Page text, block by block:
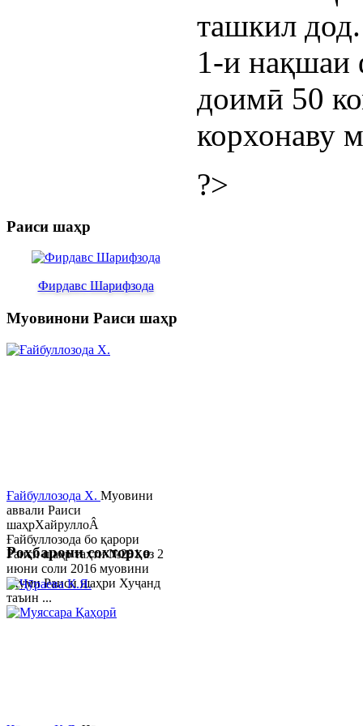
ташкил
1-и нақшаи
доимӣ 50
корхонаву
?>
Раиси шаҳр
Фирдавс Шарифзода
Муовинони Раиси шаҳр
Ғайбуллозода Х. Муовини
аввали Раиси
шаҳрХайруллоÂ
Ғайбуллозода бо қарори
Раиси шаҳр таҳти №281 аз 2
июни соли 2016 муовини
якуми Раиси шаҳри Хуҷанд
таъин ...
Роҳбарони сохторҳо